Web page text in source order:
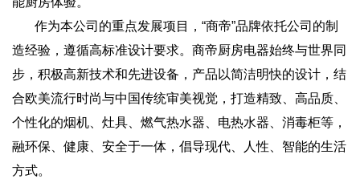
作为本公司的重点发展项目，“商帝”品牌依托公司的制
造经验，遵循高标准设计要求。商帝厨房电器始终与世界同
步，积极高新技术和先进设备，产品以简洁明快的设计，结
合欧美流行时尚与中国传统审美视觉，打造精致、高品质、
个性化的烟机、灶具、燃气热水器、电热水器、消毒柜等，
融环保、健康、安全于一体，倡导现代、人性、智能的生活
方式。